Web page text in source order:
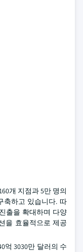
개 지점과 5만 명의
축하고 있습니다. 따
출을 확대하며 다양
을 효율적으로 제공
억 3030만 달러의 수